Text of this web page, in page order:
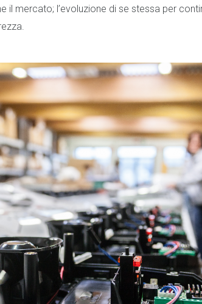
il mercato; l’evoluzione di se stessa per